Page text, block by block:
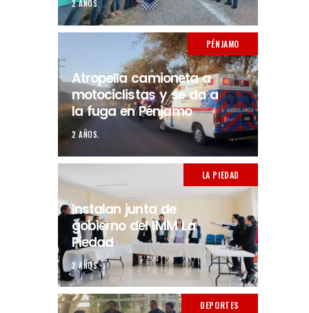
2 AÑOS.
PÉNJAMO
Atropella camioneta a
motociclistas y se da a
la fuga en Pénjamo
2 AÑOS.
LA PIEDAD
Instalan junta de
gobierno del IMM La
Piedad
2 AÑOS.
DEPORTES